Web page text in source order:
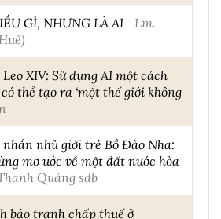
GÌ, NHƯNG LÀ AI
Lm.
XIV: Sử dụng AI một cách
thể tạo ra ‘một thế giới không
nhủ giới trẻ Bồ Đào Nha:
mơ ước về một đất nước hòa
Quảng sdb
báo tranh chấp thuế ở